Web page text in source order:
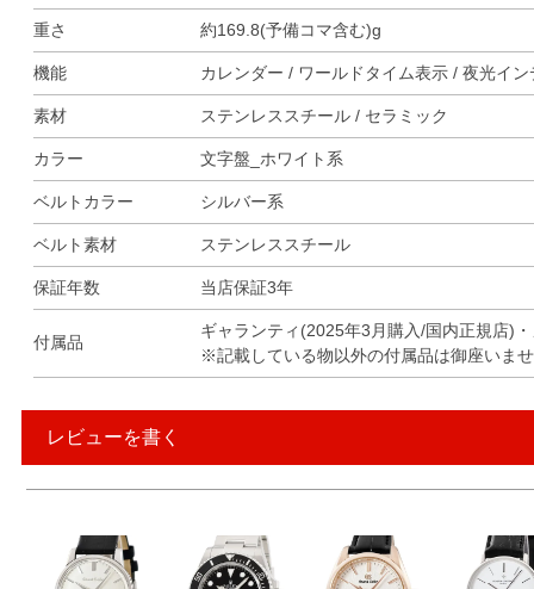
重さ 約169.8(予備コマ含む)g
機能 カレンダー / ワールドタイム表示 / 夜光イン
素材 ステンレススチール / セラミック
カラー 文字盤_ホワイト系
ベルトカラー シルバー系
ベルト素材 ステンレススチール
保証年数 当店保証3年
付属品
ギャランティ(2025年3月購入/国内正規店)
※記載している物以外の付属品は御座いま
レビューを書く